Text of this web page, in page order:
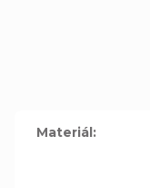
Materiál: